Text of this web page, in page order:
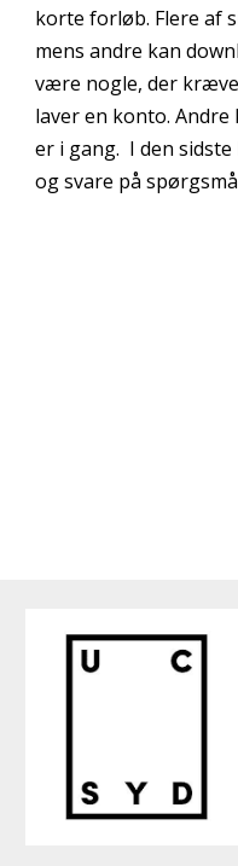
korte forløb. Flere af
mens andre kan
være nogle, der
laver en konto.
er i gang. I den
og svare på